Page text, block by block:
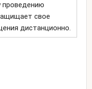
проведению
свое
дистанционно.